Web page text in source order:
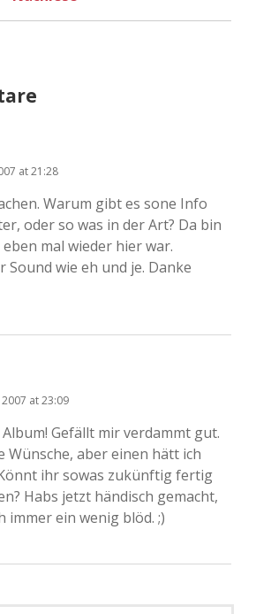
at 21:28
Warum gibt es sone Info
oder so was in der Art? Da bin
mal wieder hier war.
Sound wie eh und je. Danke
at 23:09
Gefällt mir verdammt gut.
Wünsche, aber einen hätt ich
ihr sowas zukünftig fertig
Habs jetzt händisch gemacht,
immer ein wenig blöd. ;)